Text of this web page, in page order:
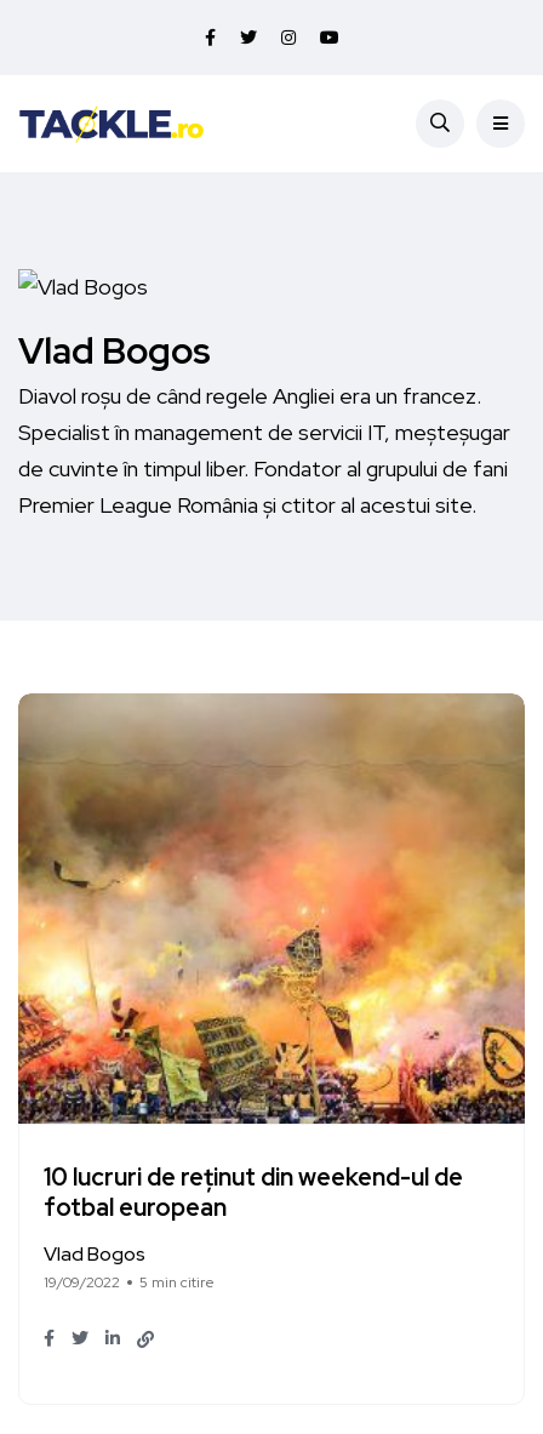
Vlad Bogos
Diavol roșu de când regele Angliei era un francez.
Specialist în management de servicii IT, meșteșugar
de cuvinte în timpul liber. Fondator al grupului de fani
Premier League România și ctitor al acestui site.
10 lucruri de reținut din weekend-ul de
fotbal european
Vlad Bogos
19/09/2022 5 min citire